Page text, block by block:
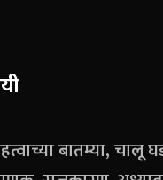
बातम्या, चालू